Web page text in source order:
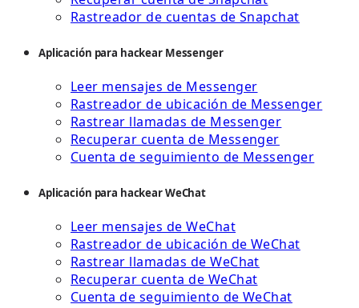
Rastreador de cuentas de Snapchat
Aplicación para hackear Messenger
Leer mensajes de Messenger
Rastreador de ubicación de Messenger
Rastrear llamadas de Messenger
Recuperar cuenta de Messenger
Cuenta de seguimiento de Messenger
Aplicación para hackear WeChat
Leer mensajes de WeChat
Rastreador de ubicación de WeChat
Rastrear llamadas de WeChat
Recuperar cuenta de WeChat
Cuenta de seguimiento de WeChat